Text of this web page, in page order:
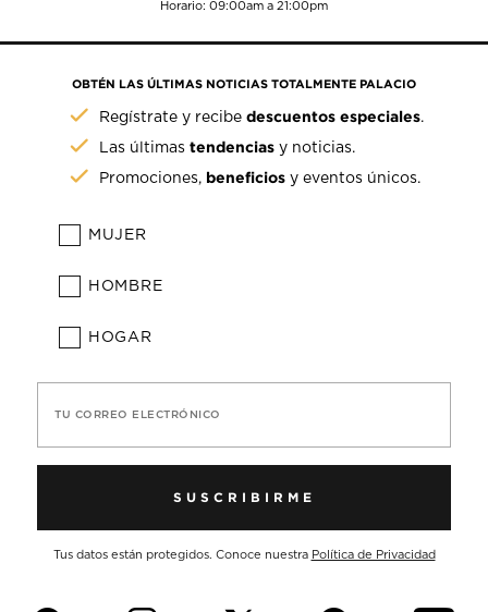
Horario: 09:00am a 21:00pm
OBTÉN LAS ÚLTIMAS NOTICIAS TOTALMENTE PALACIO
Regístrate y recibedescuentos especiales.
Las últimastendencias y noticias.
Promociones, beneficios y eventos únicos.
MUJER
HOMBRE
HOGAR
TU CORREO ELECTRÓNICO
SUSCRIBIRME
Tus datos están protegidos. Conoce nuestra Política de Privacidad